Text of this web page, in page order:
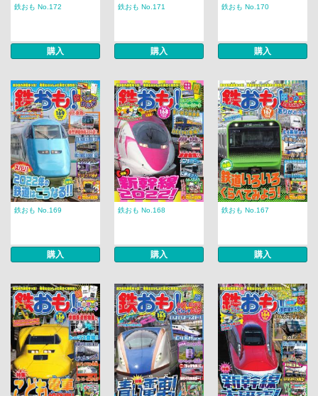
鉄おも No.172
購入
鉄おも No.171
購入
鉄おも No.170
購入
鉄おも No.169
購入
鉄おも No.168
購入
鉄おも No.167
購入